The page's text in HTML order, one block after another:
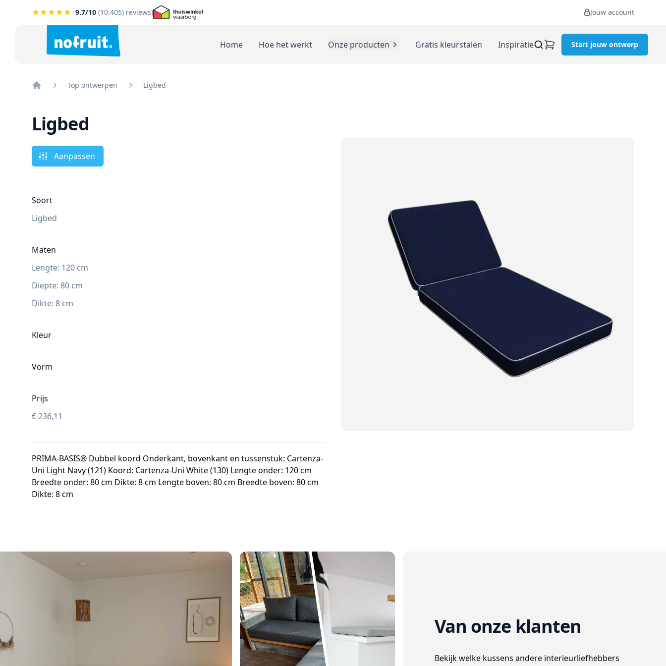
9.7/10 (10.405) reviews) Jouw account
Home Hoe het werkt Onze producten Gratis kleurstalen Inspiratie Start jouw ontwerp
Top ontwerpen Ligbed
Ligbed
Aanpassen
Soort
Ligbed
Maten
Lengte: 120 cm
Diepte: 80 cm
Dikte: 8 cm
Kleur
Vorm
Prijs
€236,11
PRIMA-BASIS® Dubbel koord Onderkant, bovenkant en tussenstuk: Cartenza-
Uni Light Navy (121) Koord: Cartenza-Uni White (130) Lengte onder: 120 cm
Breedte onder: 80 cm Dikte: 8 cm Lengte boven: 80 cm Breedte boven: 80 cm
Dikte: 8 cm
Van onze klanten
Bekijk welke kussens andere interieurliefhebbers